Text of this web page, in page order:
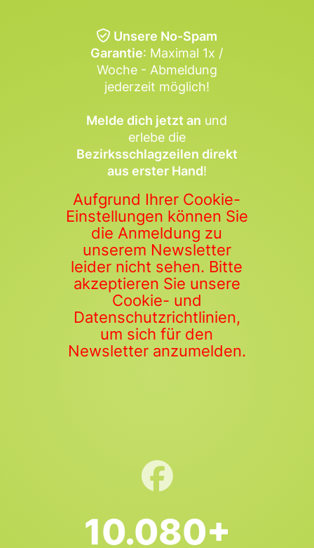
Unsere No-Spam
Garantie: Maximal 1x /
Woche - Abmeldung
jederzeit möglich!
Melde dich jetzt an und
erlebe die
Bezirksschlagzeilen direkt
aus erster Hand!
Aufgrund Ihrer Cookie-
Einstellungen können Sie
die Anmeldung zu
unserem Newsletter
leider nicht sehen. Bitte
akzeptieren Sie unsere
Cookie- und
Datenschutzrichtlinien,
um sich für den
Newsletter anzumelden.
10.080+